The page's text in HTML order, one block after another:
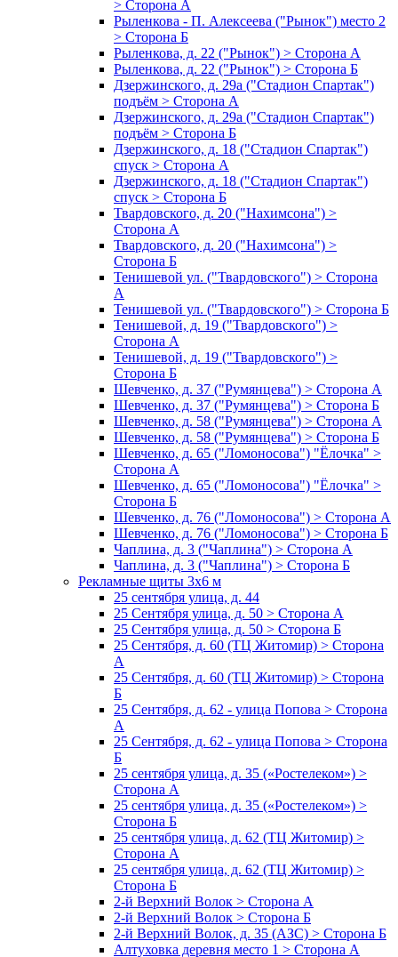
> Сторона А
Рыленкова - П. Алексеева ("Рынок") место 2
> Сторона Б
Рыленкова, д. 22 ("Рынок") > Сторона А
Рыленкова, д. 22 ("Рынок") > Сторона Б
Дзержинского, д. 29а ("Стадион Спартак")
подъём > Сторона А
Дзержинского, д. 29а ("Стадион Спартак")
подъём > Сторона Б
Дзержинского, д. 18 ("Стадион Спартак")
спуск > Сторона А
Дзержинского, д. 18 ("Стадион Спартак")
спуск > Сторона Б
Твардовского, д. 20 ("Нахимсона") >
Сторона А
Твардовского, д. 20 ("Нахимсона") >
Сторона Б
Тенишевой ул. ("Твардовского") > Сторона
А
Тенишевой ул. ("Твардовского") > Сторона Б
Тенишевой, д. 19 ("Твардовского") >
Сторона А
Тенишевой, д. 19 ("Твардовского") >
Сторона Б
Шевченко, д. 37 ("Румянцева") > Сторона А
Шевченко, д. 37 ("Румянцева") > Сторона Б
Шевченко, д. 58 ("Румянцева") > Сторона А
Шевченко, д. 58 ("Румянцева") > Сторона Б
Шевченко, д. 65 ("Ломоносова") "Ёлочка" >
Сторона А
Шевченко, д. 65 ("Ломоносова") "Ёлочка" >
Сторона Б
Шевченко, д. 76 ("Ломоносова") > Сторона А
Шевченко, д. 76 ("Ломоносова") > Сторона Б
Чаплина, д. 3 ("Чаплина") > Сторона А
Чаплина, д. 3 ("Чаплина") > Сторона Б
Рекламные щиты 3х6 м
25 сентября улица, д. 44
25 Сентября улица, д. 50 > Сторона А
25 Сентября улица, д. 50 > Сторона Б
25 Сентября, д. 60 (ТЦ Житомир) > Сторона
А
25 Сентября, д. 60 (ТЦ Житомир) > Сторона
Б
25 Сентября, д. 62 - улица Попова > Сторона
А
25 Сентября, д. 62 - улица Попова > Сторона
Б
25 сентября улица, д. 35 («Ростелеком») >
Сторона А
25 сентября улица, д. 35 («Ростелеком») >
Сторона Б
25 сентября улица, д. 62 (ТЦ Житомир) >
Сторона А
25 сентября улица, д. 62 (ТЦ Житомир) >
Сторона Б
2-й Верхний Волок > Сторона А
2-й Верхний Волок > Сторона Б
2-й Верхний Волок, д. 35 (АЗС) > Сторона Б
Алтуховка деревня место 1 > Сторона А